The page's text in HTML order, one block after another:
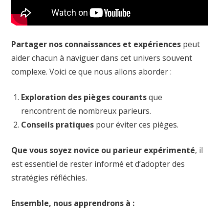
Partager nos connaissances et expériencespeut
aider chacun à naviguer dans cet univers souvent
complexe. Voici ce que nous allons aborder :
Exploration des pièges courantsque
rencontrent de nombreux parieurs.
Conseils pratiquespour éviter ces pièges.
Que vous soyez novice ou parieur expérimenté, il
est essentiel de rester informé et d’adopter des
stratégies réfléchies.
Ensemble, nous apprendrons à :